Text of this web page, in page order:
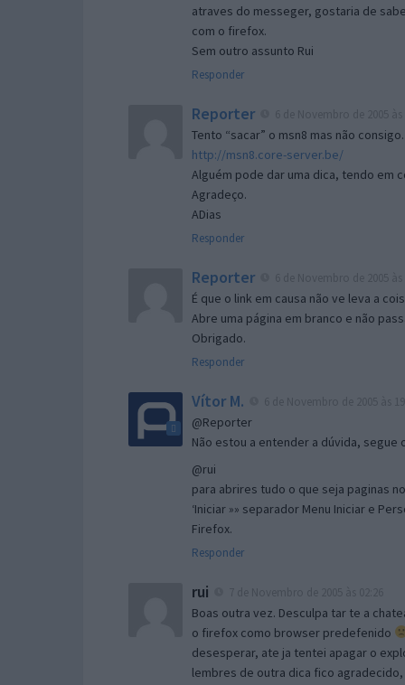
atraves do messeger, gostaria de
com o firefox.
Sem outro assunto Rui
Responder
Reporter
Tento “sacar” o msn8 mas não
http://msn8.core-server.be/
Alguém pode dar uma dica, tendo em
Agradeço.
ADias
Responder
Reporter
É que o link em causa não ve leva a
Abre uma página em branco e não
Obrigado.
Responder
Vítor M.
@Reporter
Não estou a entender a dúvida,
@rui
para abrires tudo o que seja paginas
‘Iniciar »» separador Menu Iniciar e
Firefox.
Responder
rui
Boas outra vez. Desculpa tar te a
o firefox como browser predefenido
desesperar, ate ja tentei apagar o
lembres de outra dica fico